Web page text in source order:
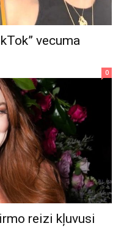
vecuma
0
reizi kļuvusi